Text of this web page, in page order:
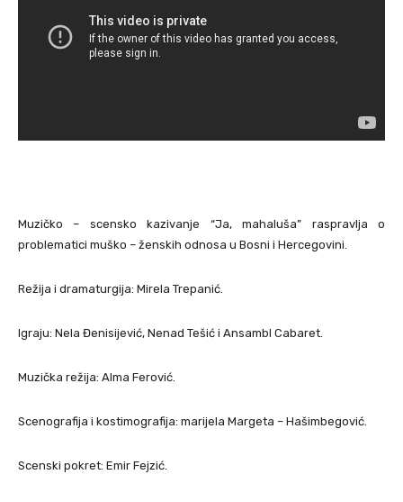
Muzičko – scensko kazivanje “Ja, mahaluša” raspravlja o
problematici muško – ženskih odnosa u Bosni i Hercegovini.
Režija i dramaturgija: Mirela Trepanić.
Igraju: Nela Đenisijević, Nenad Tešić i Ansambl Cabaret.
Muzička režija: Alma Ferović.
Scenografija i kostimografija: marijela Margeta – Hašimbegović.
Scenski pokret: Emir Fejzić.